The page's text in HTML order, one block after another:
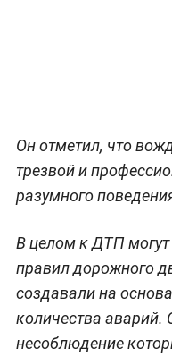
Он отметил, что
трезвой и
разумного
В целом к ДТП
правил дорожного
создавали на
количества аварий.
несоблюдение